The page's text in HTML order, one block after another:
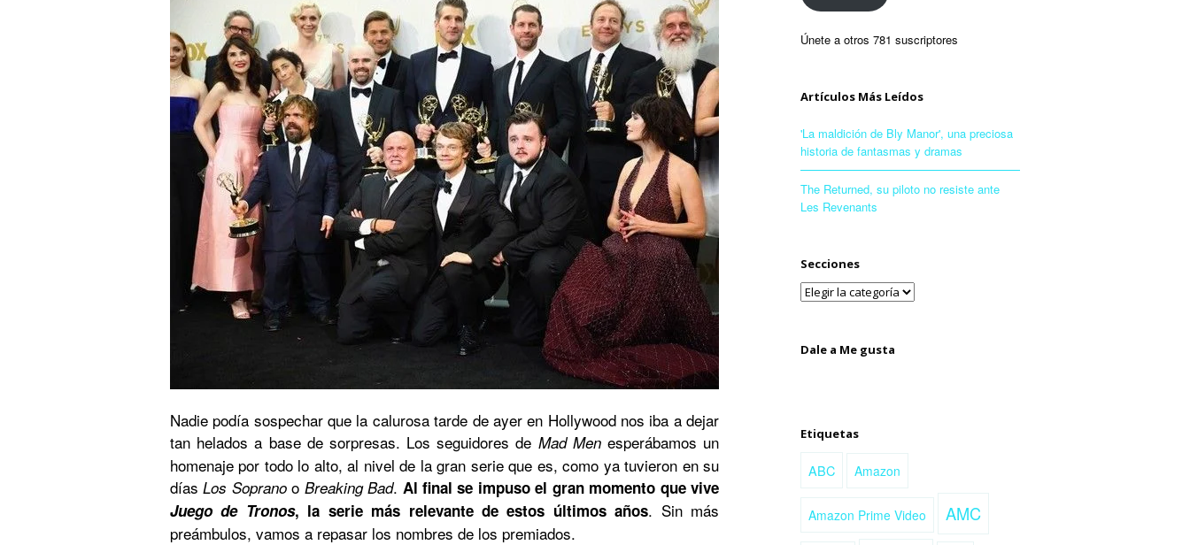
Nadie podía sospechar que la calurosa tarde de ayer en Hollywood nos iba a dejar
tan helados a base de sorpresas. Los seguidores de Mad Menesperábamos un
homenaje por todo lo alto, al nivel de la gran serie que es, como ya tuvieron en su
díasLos Sopranoo Breaking Bad. Al final se impuso el gran momento que vive
Juego de Tronos, la serie más relevante de estos últimos años. Sin más
preámbulos, vamos a repasar los nombres de los premiados.
Únete a otros 781 suscriptores
Artículos Más Leídos
'La maldición de Bly Manor', una preciosa
historia de fantasmas y dramas
The Returned, su piloto no resiste ante
Les Revenants
Secciones
Dale a Me gusta
Etiquetas
ABC Amazon
Amazon Prime Video AMC